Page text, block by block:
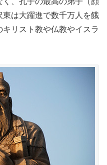
は大躍進で数千万人を餓
リスト教や仏教やイスラ